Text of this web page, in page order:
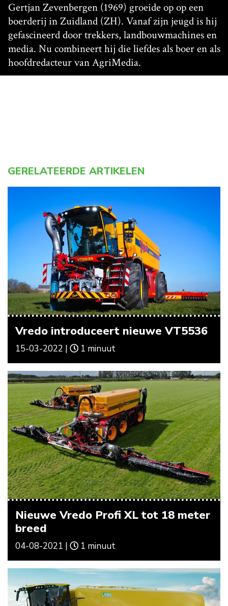
Gertjan Zevenbergen (1969) groeide op op een
boerderij in Zuidland (ZH). Vanaf zijn jeugd is hij
gefascineerd door trekkers, landbouwmachines en
media. Nu combineert hij die liefdes als boer en als
hoofdredacteur van AgriMedia.
GERELATEERDE ARTIKELEN
Vredo introduceert nieuwe VT5536
15-03-2022 | 1 minuut
Nieuwe Vredo Profi XL tot 18 meter
breed
04-08-2021 | 1 minuut